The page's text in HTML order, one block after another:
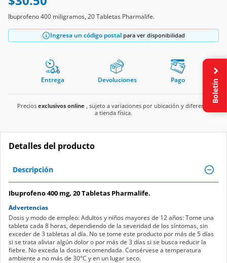
Ibuprofeno 400 miligramos, 20 Tabletas Pharmalife.
Ingresa un código postal para ver disponibilidad
Entrega Devoluciones Pago
Precios exclusivos online , sujeto a variaciones por ubicación y diferente
a tienda física.
Detalles del producto
Descripción
Ibuprofeno 400 mg, 20 Tabletas Pharmalife.
Advertencias
Dosis y modo de empleo: Adultos y niños mayores de 12 años: Tome una
tableta cada 8 horas, dependiendo de la severidad de los síntomas, sin
exceder de 3 tabletas al día. No se tome este producto por más de 5 días
si se trata aliviar algún dolor o por más de 3 días si se busca reducir la
fiebre. No exceda la dosis recomendada. Consérvese a temperatura
ambiente a no más de 30°C y en un lugar seco.
Boletín